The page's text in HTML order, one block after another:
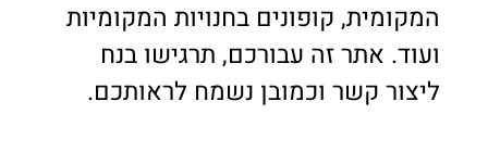
המקומית, קופונים בחנויות המקומיות
ועוד. אתר זה עבורכם, תרגישו בנח
ליצור קשר וכמובן נשמח לראותכם.